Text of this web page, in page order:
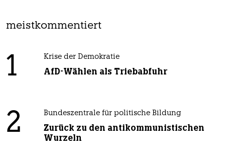
meistkommentiert
1 Krise der Demokratie
AfD-Wählen als Triebabfuhr
2 Bundeszentrale für politische Bildung
Zurück zu den antikommunistischen
Wurzeln